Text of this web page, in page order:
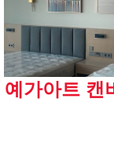
예가아트 캔